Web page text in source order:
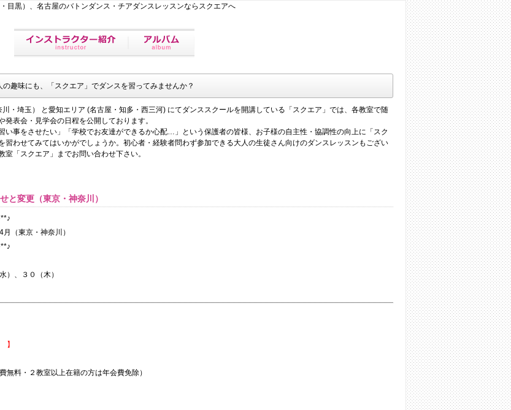
目黒）、名古屋のバトンダンス・チアダンスレッスンならスクエアへ
趣味にも、「スクエア」でダンスを習ってみませんか？
川・埼玉） と愛知エリア (名古屋・知多・西三河) にてダンススクールを開講している「スクエア」では、各教室で随
発表会・見学会の日程を公開しております。
い事をさせたい」「学校でお友達ができるか心配…」という保護者の皆様、お子様の自主性・協調性の向上に「スク
習わせてみてはいかがでしょうか。初心者・経験者問わず参加できる大人の生徒さん向けのダンスレッスンもござい
室「スクエア」までお問い合わせ下さい。
と変更（東京・神奈川）
**♪
月（東京・神奈川）
）、３０（木）
】
無料・２教室以上在籍の方は年会費免除）